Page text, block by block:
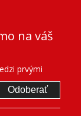
na váš
prvými
Odoberať